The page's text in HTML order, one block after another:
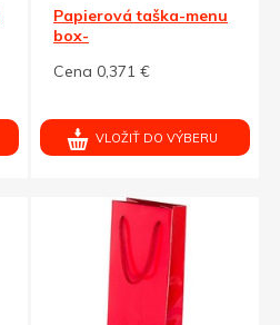
Papierová taška-menu
box-
rukoväť, biela
Cena 0,371 €
VLOŽIŤ DO VÝBERU